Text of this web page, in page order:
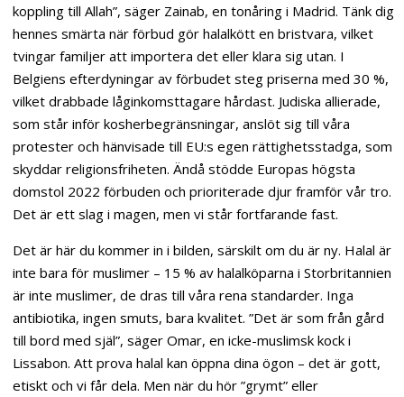
koppling till Allah”, säger Zainab, en tonåring i Madrid. Tänk dig
hennes smärta när förbud gör halalkött en bristvara, vilket
tvingar familjer att importera det eller klara sig utan. I
Belgiens efterdyningar av förbudet steg priserna med 30 %,
vilket drabbade låginkomsttagare hårdast. Judiska allierade,
som står inför kosherbegränsningar, anslöt sig till våra
protester och hänvisade till EU:s egen rättighetsstadga, som
skyddar religionsfriheten. Ändå stödde Europas högsta
domstol 2022 förbuden och prioriterade djur framför vår tro.
Det är ett slag i magen, men vi står fortfarande fast.
Det är här du kommer in i bilden, särskilt om du är ny. Halal är
inte bara för muslimer – 15 % av halalköparna i Storbritannien
är inte muslimer, de dras till våra rena standarder. Inga
antibiotika, ingen smuts, bara kvalitet. ”Det är som från gård
till bord med själ”, säger Omar, en icke-muslimsk kock i
Lissabon. Att prova halal kan öppna dina ögon – det är gott,
etiskt och vi får dela. Men när du hör ”grymt” eller